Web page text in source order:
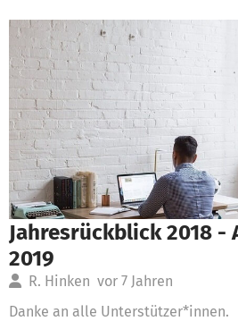
Jahresrückblick 2018 -
2019
R. Hinken vor 7 Jahren
Danke an alle Unterstützer*innen.